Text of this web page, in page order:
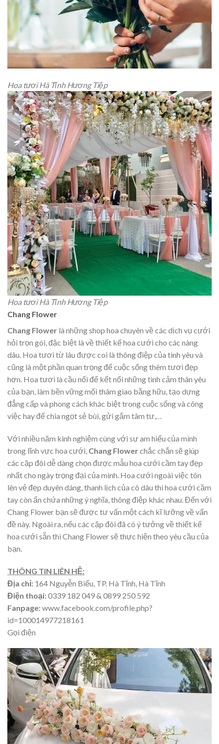
Hoa tươi Hà Tĩnh Hương Tiệp
Hoa tươi Hà Tĩnh Hương Tiệp
Chang Flower
Chang Flower là những shop hoa chuyên về các dịch vụ cưới
hỏi trọn gói, đặc biệt là về thiết kế hoa cưới cho các nàng
dâu. Hoa tươi từ lâu được coi là thông điệp của tình yêu và
cũng là một phần quan trọng để cuộc sống thêm tươi đẹp
hơn. Hoa tươi là cầu nối để kết nối những tình cảm thân yêu
của bạn, làm bền vững mối thâm giao bằng hữu, tạo dựng
đẳng cấp và phong cách khác biệt trong cuộc sống và công
việc hay để chia ngọt sẻ bùi, gửi gắm tâm tư,…
Với nhiều năm kinh nghiệm cùng với sự am hiểu của mình
trong lĩnh vực hoa cưới, Chang Flowerchắc chắn sẽ giúp
các cặp đôi dễ dàng chọn được mẫu hoa cưới cầm tay đẹp
nhất cho ngày trọng đại của mình. Hoa cưới ngoài việc tôn
lên vẻ đẹp duyên dáng, thanh lịch của cô dâu thì hoa cưới cầm
tay còn ẩn chứa những ý nghĩa, thông điệp khác nhau. Đến với
Chang Flower bạn sẽ được tư vấn một cách kĩ lưỡng về vấn
đề này. Ngoài ra, nếu các cặp đôi đã có ý tưởng về thiết kế
hoa cưới sẵn thì Chang Flower sẽ thực hiện theo yêu cầu của
bạn.
THÔNG TIN LIÊN HỆ:
Địa chỉ: 164 Nguyễn Biểu, TP. Hà Tĩnh, Hà Tĩnh
Điện thoại:0339 182 049 & 0899 250 592
Fanpage:www.facebook.com/profile.php?
id=100014977218161
Gọi điện